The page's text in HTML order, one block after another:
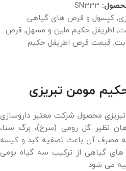
SN333
, کپسول و قرص های گیاهی
, اطریفل حکیم ملین و مسهل, قرص
, قیمت قرص اطریفل حکیم
مومن تبریزی
محصول شرکت معتبر داروسازی
نظیر گل رومی (سرخ)، برگ سنا،
مصرف آن باعث تصفیه کبد و کیسه
های گیاهی از ترکیب سه گیاه بومی
می شود